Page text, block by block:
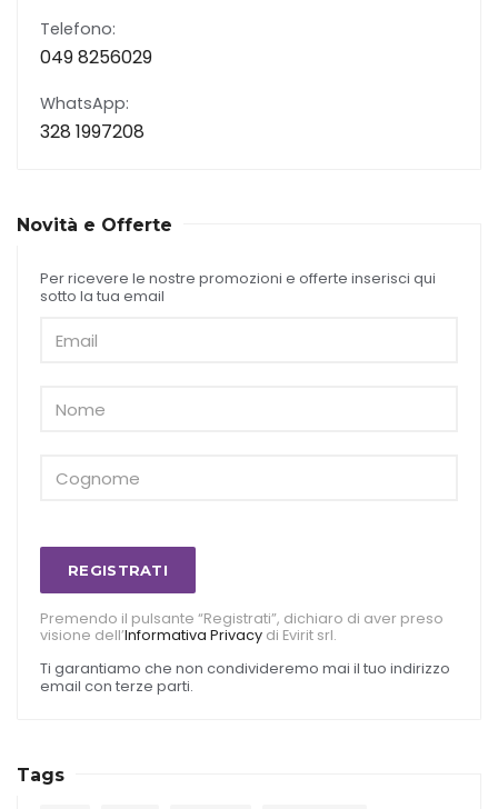
Telefono:
049 8256029
WhatsApp:
328 1997208
Novità e Offerte
Per ricevere le nostre promozioni e offerte inserisci qui
sotto la tua email
REGISTRATI
Premendo il pulsante “Registrati”, dichiaro di aver preso
visione dell’Informativa Privacy di Evirit srl.
Ti garantiamo che non condivideremo mai il tuo indirizzo
email con terze parti.
Tags